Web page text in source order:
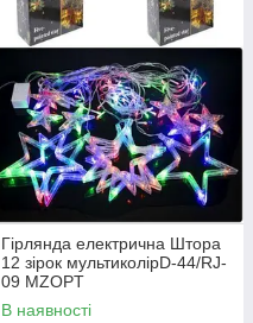
Гірлянда електрична Штора
12 зірок мультиколірD-44/RJ-
09 MZOPT
В наявності